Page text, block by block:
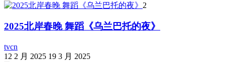
2
2025北岸春晚 舞蹈《乌兰巴托的夜》
tvcn
12 2 月 2025 19 3 月 2025